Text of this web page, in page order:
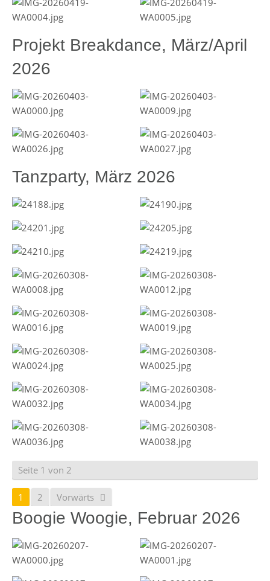
Projekt Breakdance, März/April
2026
Tanzparty, März 2026
Seite 1 von 2
1 2 Vorwärts
Boogie Woogie, Februar 2026